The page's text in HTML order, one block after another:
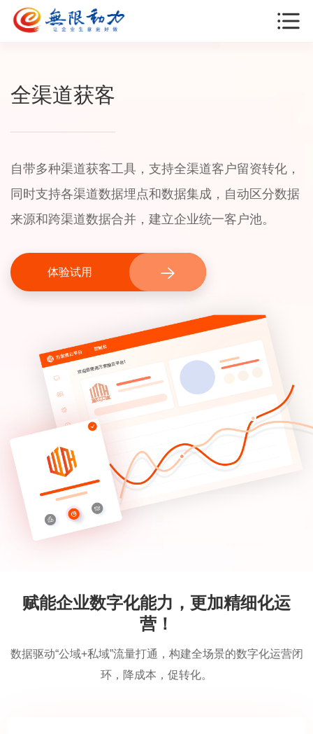
全渠道获客
自带多种渠道获客工具，支持全渠道客户留资转化，
同时支持各渠道数据埋点和数据集成，自动区分数据
来源和跨渠道数据合并，建立企业统一客户池。
体验试用
赋能企业数字化能力，更加精细化运
营！
数据驱动“公域+私域”流量打通，构建全场景的数字化运营闭
环，降成本，促转化。